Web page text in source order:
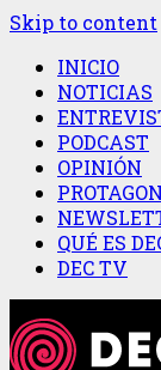
Skip to content
INICIO
NOTICIAS
PODCAST
OPINIÓN
QUÉ ES
DEC TV